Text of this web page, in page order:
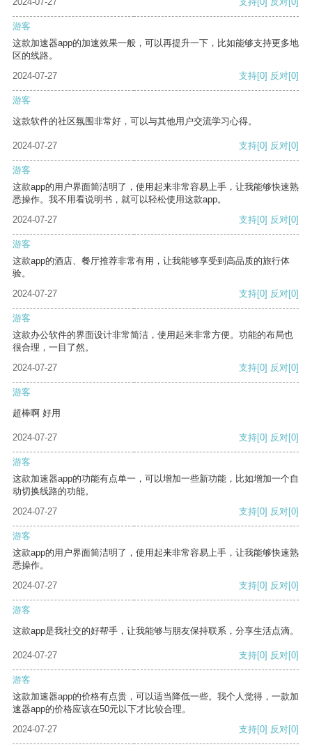
游客
这款加速器app的加速效果一般，可以再提升一下，比如能够支持更多地
区的线路。
2024-07-27
支持[0] 反对[0]
游客
这款软件的社区氛围非常好，可以与其他用户交流学习心得。
2024-07-27 支持[0] 反对[0]
游客
这款app的用户界面简洁明了，使用起来非常容易上手，让我能够快速熟
悉操作。我不用看说明书，就可以轻松使用这款app。
2024-07-27
支持[0] 反对[0]
游客
这款app的酒店、餐厅推荐非常有用，让我能够享受到高品质的旅行体
验。
2024-07-27
支持[0] 反对[0]
游客
这款办公软件的界面设计非常简洁，使用起来非常方便。功能的布局也
很合理，一目了然。
2024-07-27
支持[0] 反对[0]
游客
超棒啊 好用
2024-07-27 支持[0] 反对[0]
游客
这款加速器app的功能有点单一，可以增加一些新功能，比如增加一个自
动切换线路的功能。
2024-07-27
支持[0] 反对[0]
游客
这款app的用户界面简洁明了，使用起来非常容易上手，让我能够快速熟
悉操作。
2024-07-27
支持[0] 反对[0]
游客
这款app是我社交的好帮手，让我能够与朋友保持联系，分享生活点滴。
2024-07-27 支持[0] 反对[0]
游客
这款加速器app的价格有点贵，可以适当降低一些。我个人觉得，一款加
速器app的价格应该在50元以下才比较合理。
2024-07-27
支持[0] 反对[0]